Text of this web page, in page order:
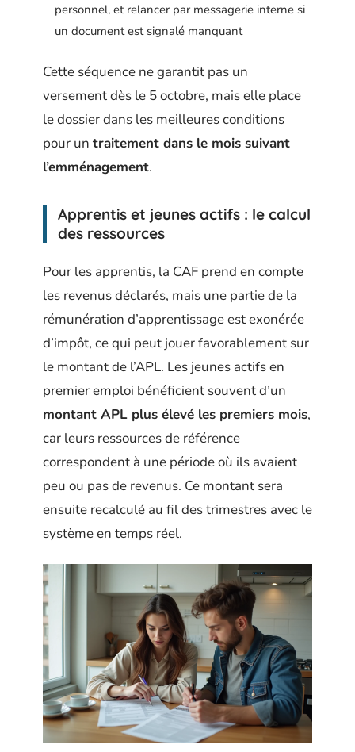
personnel, et relancer par messagerie interne si
un document est signalé manquant
Cette séquence ne garantit pas un
versement dès le 5 octobre, mais elle place
le dossier dans les meilleures conditions
pour un traitement dans le mois suivant
l’emménagement.
Apprentis et jeunes actifs : le calcul
des ressources
Pour les apprentis, la CAF prend en compte
les revenus déclarés, mais une partie de la
rémunération d’apprentissage est exonérée
d’impôt, ce qui peut jouer favorablement sur
le montant de l’APL. Les jeunes actifs en
premier emploi bénéficient souvent d’un
montant APL plus élevé les premiers mois,
car leurs ressources de référence
correspondent à une période où ils avaient
peu ou pas de revenus. Ce montant sera
ensuite recalculé au fil des trimestres avec le
système en temps réel.